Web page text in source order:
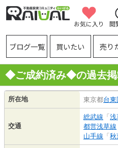
お気に入り 閲
ブログ一覧 買いたい 売り
◆ご成約済み◆の過去掲
所在地 東京都台東
交通
総武線 「浅
都営浅草線
山手線 「秋